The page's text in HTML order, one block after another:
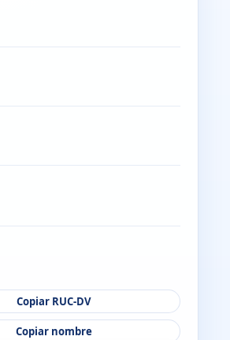
Copiar RUC-DV
Copiar nombre